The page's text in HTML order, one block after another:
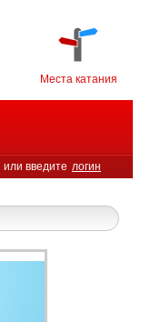
Места катания
или введите логин